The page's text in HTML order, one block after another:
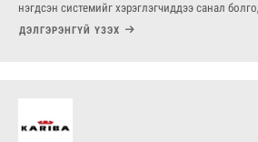
нэгдсэн системийг хэрэглэгчиддээ санал
ДЭЛГЭРЭНГҮЙ ҮЗЭХ